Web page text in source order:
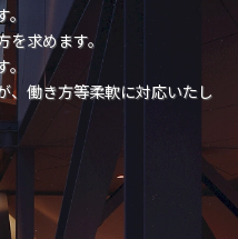
を求めます。
、働き方等柔軟に対応いたし